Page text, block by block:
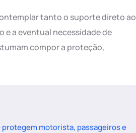
tanto o suporte direto ao
a eventual necessidade de
compor a proteção,
motorista, passageiros e